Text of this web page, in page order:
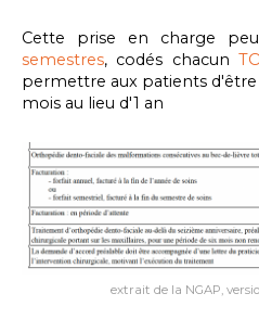
Cette prise en charge
semestres, codés chacun
permettre aux patients
mois au lieu d'1 an
extrait de la NGAP,